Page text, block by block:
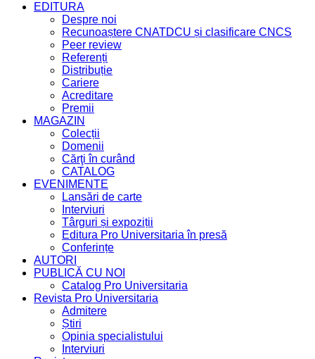
EDITURA
Despre noi
Recunoaștere CNATDCU și clasificare CNCS
Peer review
Referenți
Distribuție
Cariere
Acreditare
Premii
MAGAZIN
Colecții
Domenii
Cărţi în curând
CATALOG
EVENIMENTE
Lansări de carte
Interviuri
Târguri și expoziții
Editura Pro Universitaria în presă
Conferințe
AUTORI
PUBLICĂ CU NOI
Catalog Pro Universitaria
Revista Pro Universitaria
Admitere
Știri
Opinia specialistului
Interviuri